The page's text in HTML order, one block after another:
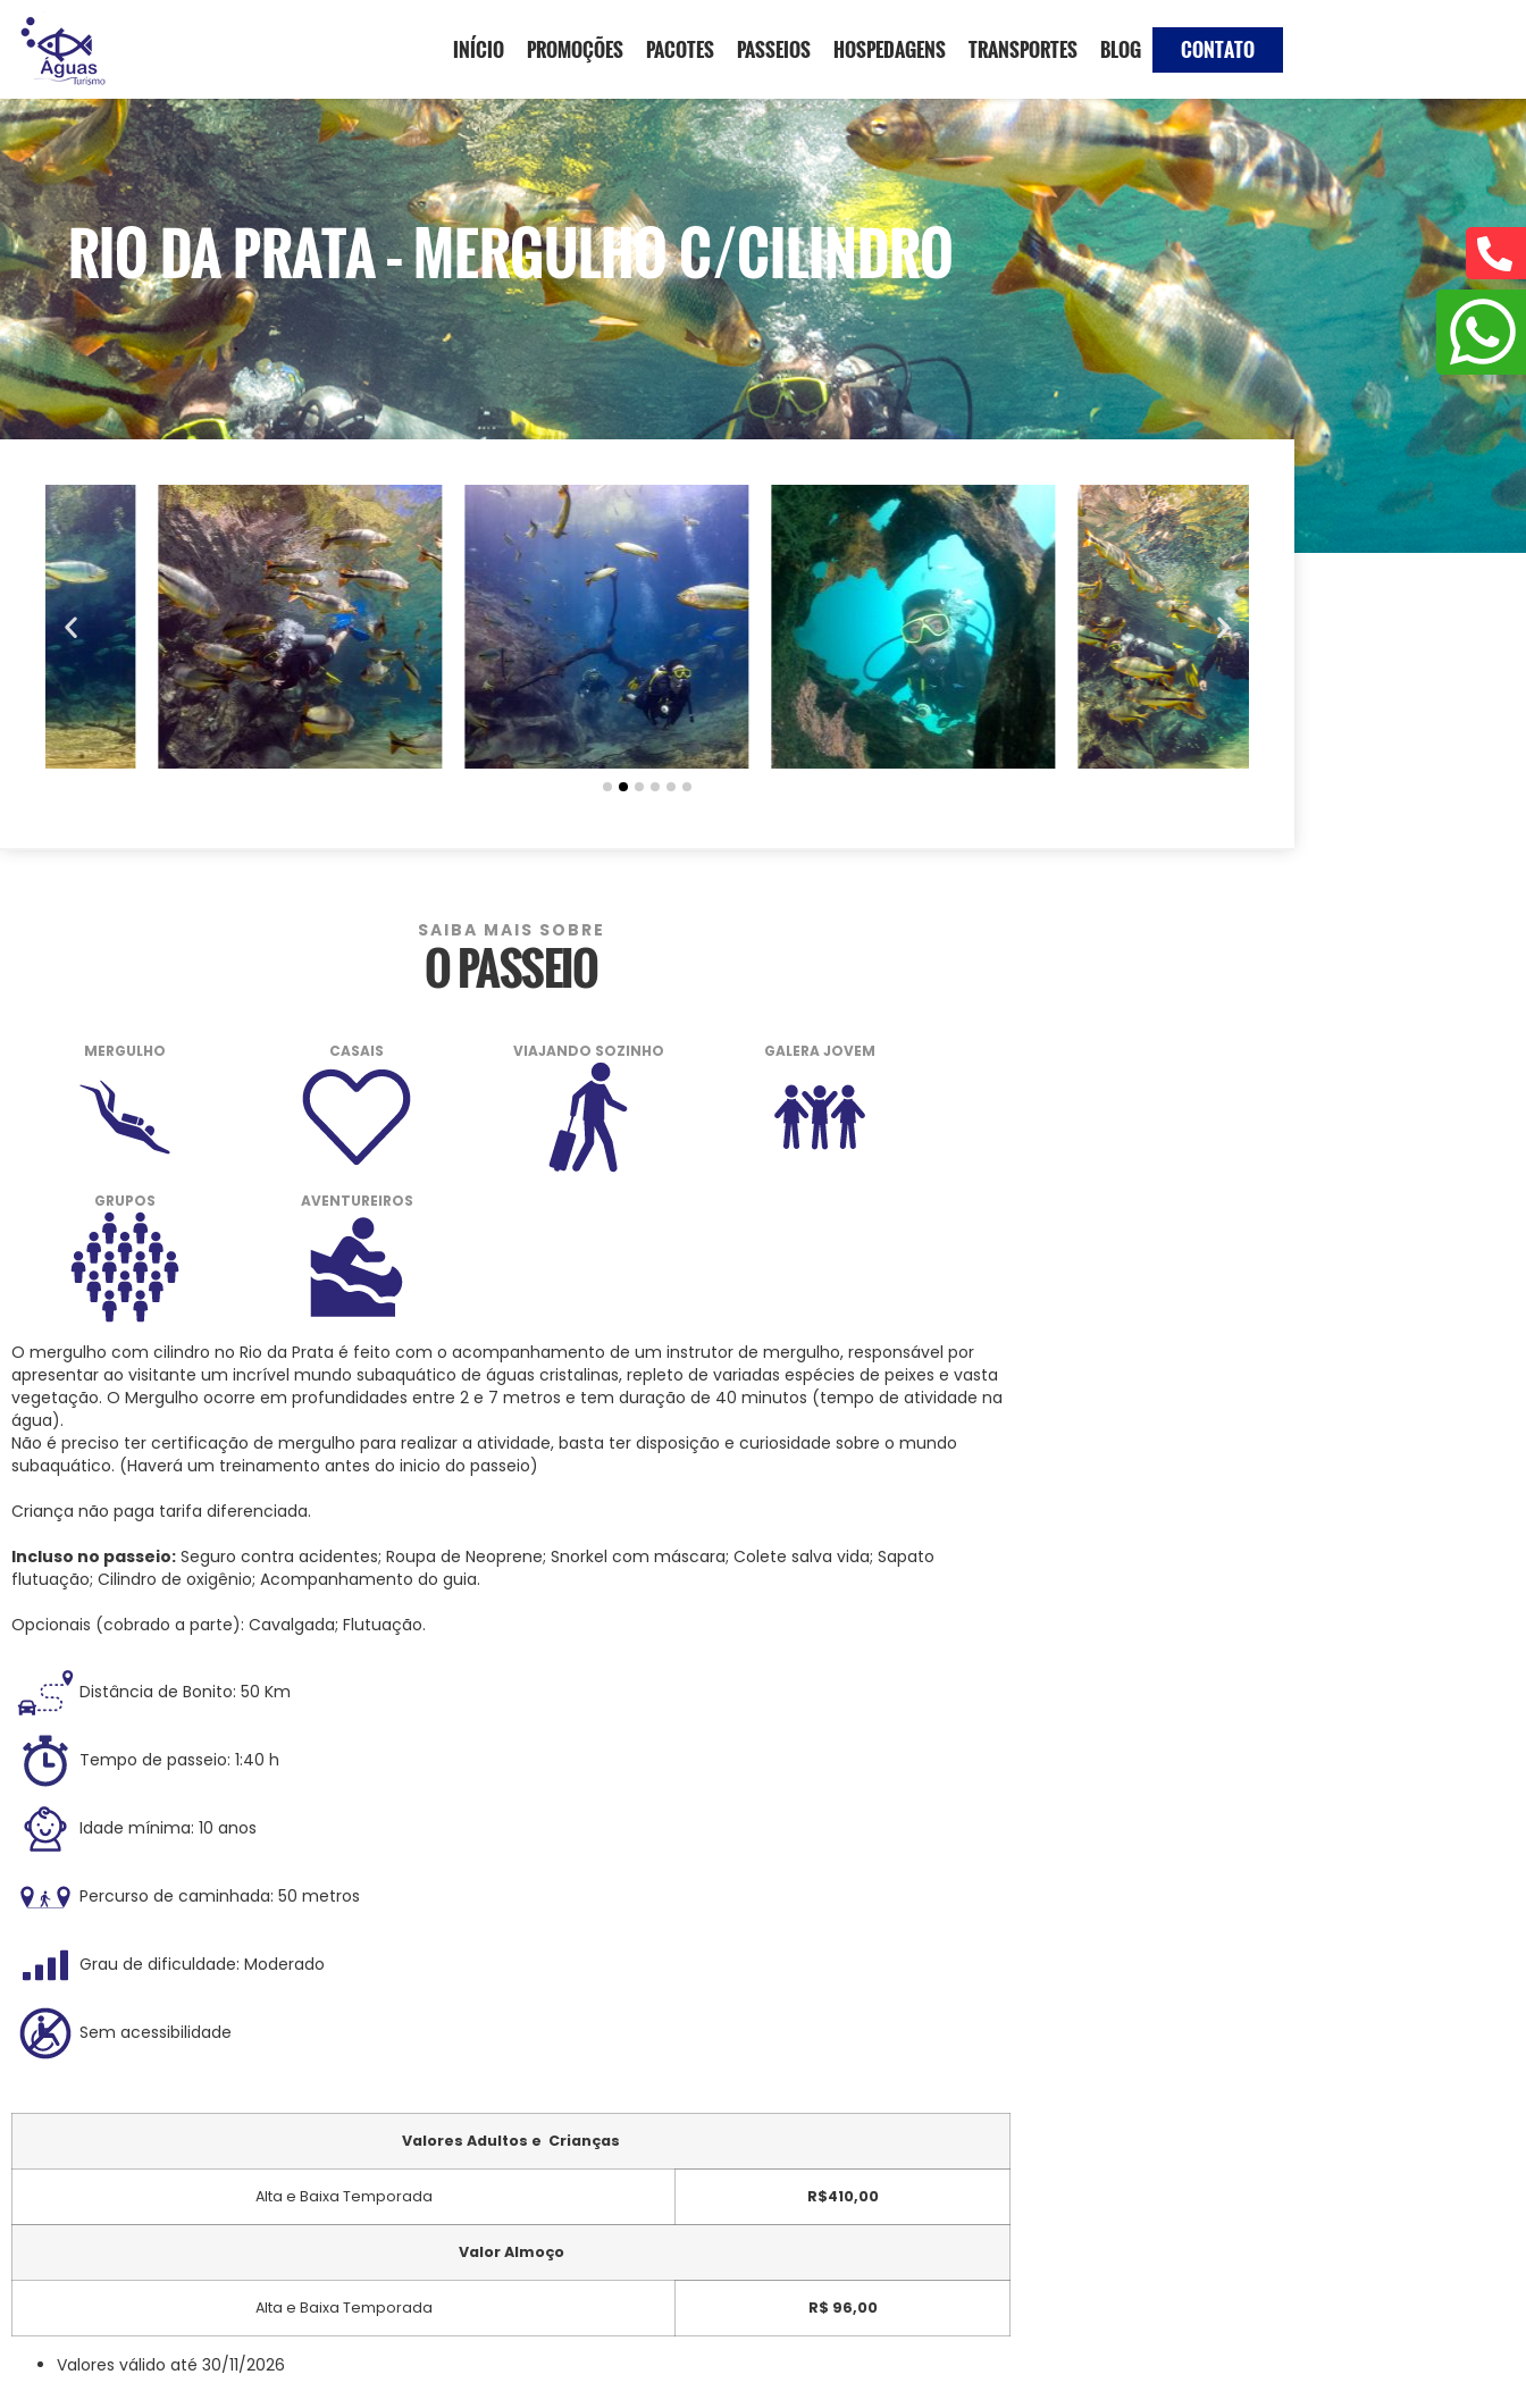
INÍCIO PROMOÇÕES PACOTES PASSEIOS HOSPEDAGENS TRANSPORTES BLOG CONTATO
RIO DA PRATA – MERGULHO C/CILINDRO
SAIBA MAIS SOBRE
O PASSEIO
MERGULHO CASAIS VIAJANDO SOZINHO GALERA JOVEM
GRUPOS AVENTUREIROS
O mergulho com cilindro no Rio da Prata é feito com o acompanhamento de um instrutor de mergulho, responsável por
apresentar ao visitante um incrível mundo subaquático de águas cristalinas, repleto de variadas espécies de peixes e vasta
vegetação. O Mergulho ocorre em profundidades entre 2 e 7 metros e tem duração de 40 minutos (tempo de atividade na
água).
Não é preciso ter certificação de mergulho para realizar a atividade, basta ter disposição e curiosidade sobre o mundo
subaquático. (Haverá um treinamento antes do inicio do passeio)
Criança não paga tarifa diferenciada.
Incluso no passeio: Seguro contra acidentes; Roupa de Neoprene; Snorkel com máscara; Colete salva vida; Sapato
flutuação; Cilindro de oxigênio; Acompanhamento do guia.
Opcionais (cobrado a parte): Cavalgada; Flutuação.
Distância de Bonito: 50 Km
Tempo de passeio: 1:40 h
Idade mínima: 10 anos
Percurso de caminhada: 50 metros
Grau de dificuldade: Moderado
Sem acessibilidade
Valores Adultos e Crianças
Alta e Baixa Temporada R$410,00
Valor Almoço
Alta e Baixa Temporada R$ 96,00
Valores válido até 30/11/2026